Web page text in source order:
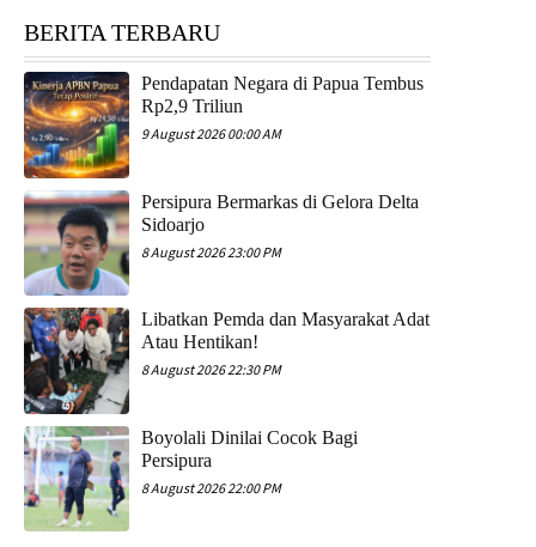
BERITA TERBARU
Pendapatan Negara di Papua Tembus
Rp2,9 Triliun
9 August 2026 00:00 AM
Persipura Bermarkas di Gelora Delta
Sidoarjo
8 August 2026 23:00 PM
Libatkan Pemda dan Masyarakat Adat
Atau Hentikan!
8 August 2026 22:30 PM
Boyolali Dinilai Cocok Bagi
Persipura
8 August 2026 22:00 PM